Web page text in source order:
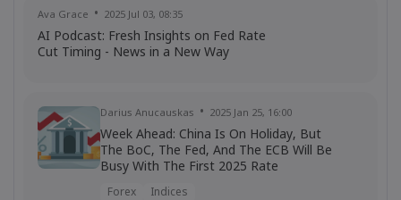
Ava Grace 2025 Jul 03, 08:35
AI Podcast: Fresh Insights on Fed Rate
Cut Timing - News in a New Way
Darius Anucauskas 2025 Jan 25, 16:00
Week Ahead: China Is On Holiday, But
The BoC, The Fed, And The ECB Will Be
Busy With The First 2025 Rate
Announcements
Forex Indices